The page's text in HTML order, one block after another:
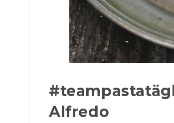
Alfredo